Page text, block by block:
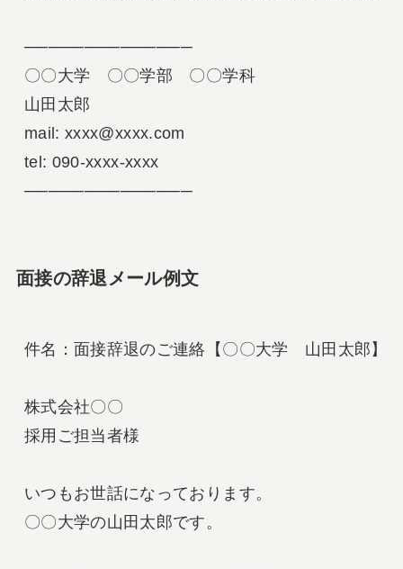
──────────────
〇〇大学　〇〇学部　〇〇学科
山田太郎
mail: xxxx@xxxx.com
tel: 090-xxxx-xxxx
──────────────
面接の辞退メール例文
件名：面接辞退のご連絡【〇〇大学　山田太郎】
株式会社〇〇
採用ご担当者様
いつもお世話になっております。
〇〇大学の山田太郎です。